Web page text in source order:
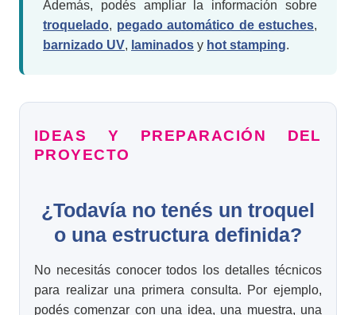
Además, podés ampliar la información sobre
troquelado, pegado automático de estuches,
barnizado UV, laminados y hot stamping.
IDEAS Y PREPARACIÓN DEL
PROYECTO
¿Todavía no tenés un troquel
o una estructura definida?
No necesitás conocer todos los detalles técnicos
para realizar una primera consulta. Por ejemplo,
podés comenzar con una idea, una muestra, una